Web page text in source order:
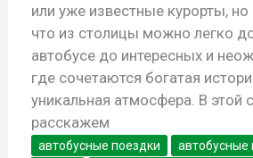
или уже известные курорты, но
что из столицы можно легко
автобусе до интересных и
где сочетаются богатая
уникальная атмосфера. В этой
расскажем
автобусные поездки
автобусные